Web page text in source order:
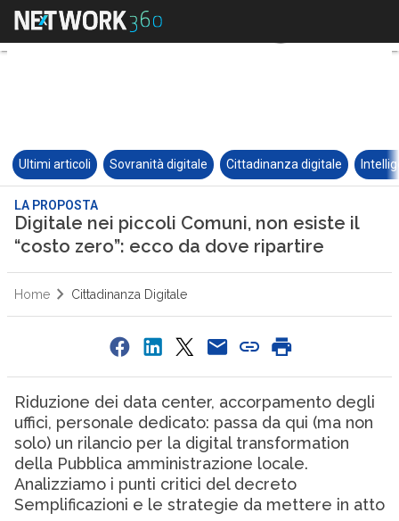
Ultimi articoli Sovranità digitale Cittadinanza digitale
LA PROPOSTA
Digitale nei piccoli Comuni, non esiste il
“costo zero”: ecco da dove ripartire
Home Cittadinanza Digitale
Riduzione dei data center, accorpamento degli
uffici, personale dedicato: passa da qui (ma non
solo) un rilancio per la digital transformation
della Pubblica amministrazione locale.
Analizziamo i punti critici del decreto
Semplificazioni e le strategie da mettere in atto